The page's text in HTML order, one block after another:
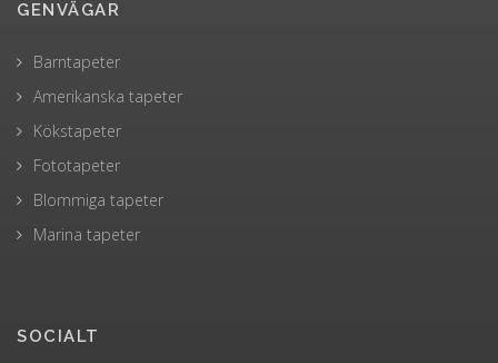
GENVÄGAR
Barntapeter
Amerikanska tapeter
Kökstapeter
Fototapeter
Blommiga tapeter
Marina tapeter
SOCIALT